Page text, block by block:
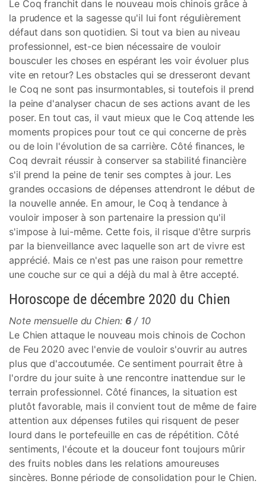
Le Coq franchit dans le nouveau mois chinois grâce à
la prudence et la sagesse qu'il lui font régulièrement
défaut dans son quotidien. Si tout va bien au niveau
professionnel, est-ce bien nécessaire de vouloir
bousculer les choses en espérant les voir évoluer plus
vite en retour? Les obstacles qui se dresseront devant
le Coq ne sont pas insurmontables, si toutefois il prend
la peine d'analyser chacun de ses actions avant de les
poser. En tout cas, il vaut mieux que le Coq attende les
moments propices pour tout ce qui concerne de près
ou de loin l'évolution de sa carrière. Côté finances, le
Coq devrait réussir à conserver sa stabilité financière
s'il prend la peine de tenir ses comptes à jour. Les
grandes occasions de dépenses attendront le début de
la nouvelle année. En amour, le Coq à tendance à
vouloir imposer à son partenaire la pression qu'il
s'impose à lui-même. Cette fois, il risque d'être surpris
par la bienveillance avec laquelle son art de vivre est
apprécié. Mais ce n'est pas une raison pour remettre
une couche sur ce qui a déjà du mal à être accepté.
Horoscope de décembre 2020 du Chien
Note mensuelle du Chien: 6 / 10
Le Chien attaque le nouveau mois chinois de Cochon
de Feu 2020 avec l'envie de vouloir s'ouvrir au autres
plus que d'accoutumée. Ce sentiment pourrait être à
l'ordre du jour suite à une rencontre inattendue sur le
terrain professionnel. Côté finances, la situation est
plutôt favorable, mais il convient tout de même de faire
attention aux dépenses futiles qui risquent de peser
lourd dans le portefeuille en cas de répétition. Côté
sentiments, l'écoute et la douceur font toujours mûrir
des fruits nobles dans les relations amoureuses
sincères. Bonne période de consolidation pour le Chien.